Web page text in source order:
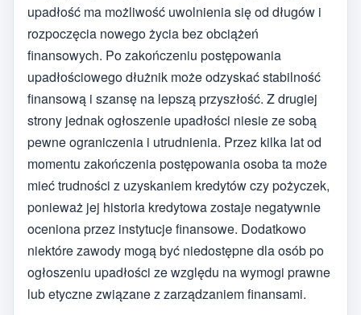
upadłość ma możliwość uwolnienia się od długów i
rozpoczęcia nowego życia bez obciążeń
finansowych. Po zakończeniu postępowania
upadłościowego dłużnik może odzyskać stabilność
finansową i szansę na lepszą przyszłość. Z drugiej
strony jednak ogłoszenie upadłości niesie ze sobą
pewne ograniczenia i utrudnienia. Przez kilka lat od
momentu zakończenia postępowania osoba ta może
mieć trudności z uzyskaniem kredytów czy pożyczek,
ponieważ jej historia kredytowa zostaje negatywnie
oceniona przez instytucje finansowe. Dodatkowo
niektóre zawody mogą być niedostępne dla osób po
ogłoszeniu upadłości ze względu na wymogi prawne
lub etyczne związane z zarządzaniem finansami.